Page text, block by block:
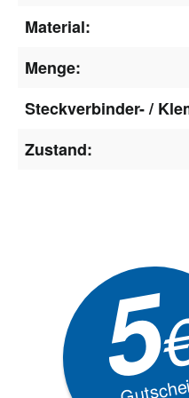
Material:
Menge:
Steckverbinder- /
Zustand:
5